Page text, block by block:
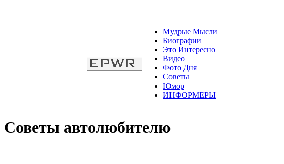
Мудрые Мысли
Биографии
Это Интересно
Видео
Фото Дня
Советы
Юмор
ИНФОРМЕРЫ
Советы автолюбителю